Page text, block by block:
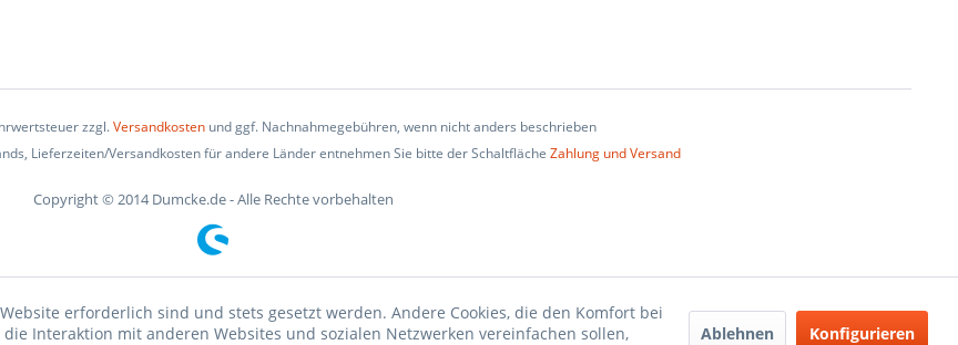
zzgl.Versandkostenund ggf. Nachnahmegebühren, wenn nicht anders beschrieben
Lieferzeiten/Versandkosten für andere Länder entnehmen Sie bitte der Schaltfläche Zahlung und Versand
Copyright © 2014 Dumcke.de - Alle Rechte vorbehalten
erforderlich sind und stets gesetzt werden. Andere Cookies, die den Komfort bei
Interaktion mit anderen Websites und sozialen Netzwerken vereinfachen sollen,
Ablehnen Konfigurieren